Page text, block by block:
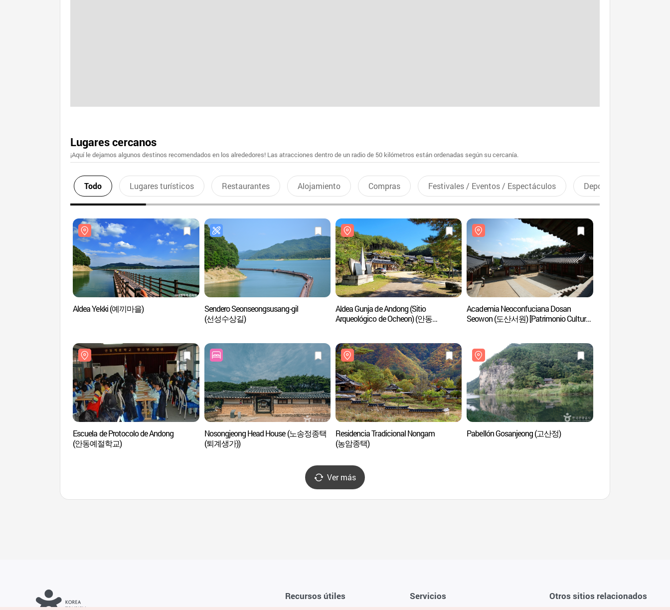
Lugares cercanos
¡Aquí le dejamos algunos destinos recomendados en los alrededores! Las atracciones dentro de un radio de 50 kilómetros están ordenadas según su cercanía.
Todo Lugares turísticos Restaurantes Alojamiento Compras Festivales / Eventos / Espectáculos Deportes recreativos
Aldea Yekki (예끼마을)
Sendero Seonseongsusang-gil
(선성수상길)
Aldea Gunja de Andong (Sitio
Arqueológico de Ocheon) (안동
Academia Neoconfuciana Dosan
Seowon (도산서원) [Patrimonio Cultural
Escuela de Protocolo de Andong
(안동예절학교)
Nosongjeong Head House (노송정종택
(퇴계생가))
Residencia Tradicional Nongam
(농암종택)
Pabellón Gosanjeong (고산정)
Ver más
Recursos útiles Servicios Otros sitios relacionados